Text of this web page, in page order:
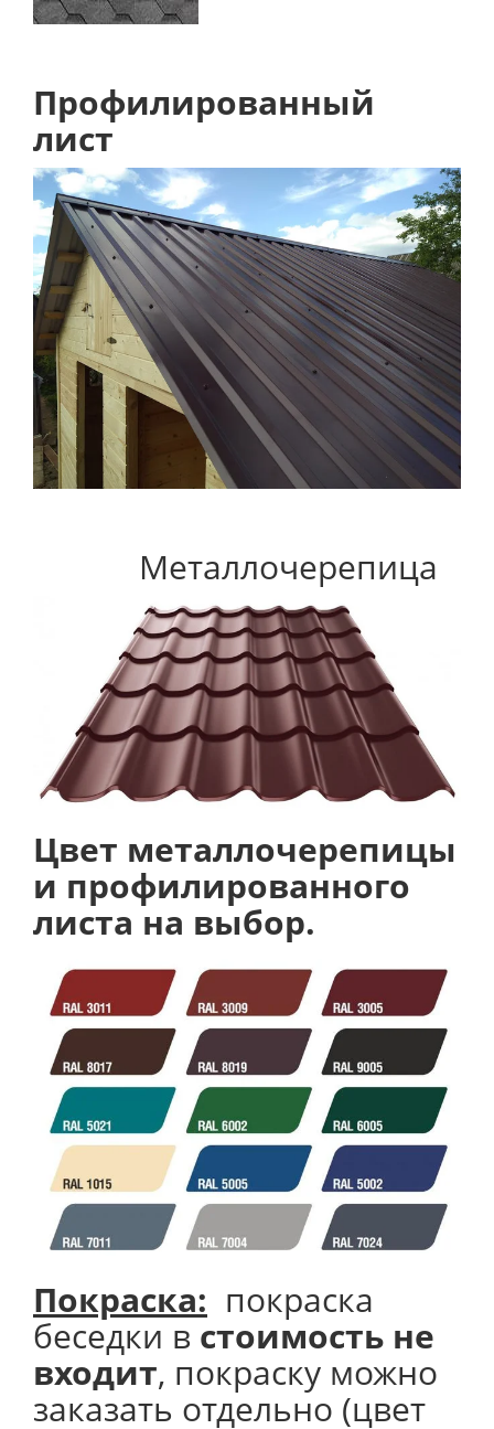
Профилированный
лист
Металлочерепица
Цвет металлочерепицы
и профилированного
листа на выбор.
Покраска: покраска
беседки в стоимость не
входит, покраску можно
заказать отдельно (цвет